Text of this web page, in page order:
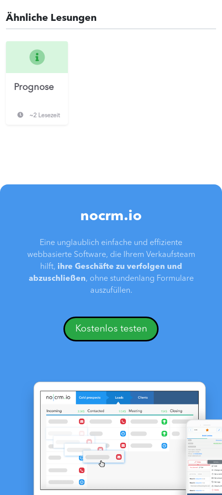
Ähnliche Lesungen
Prognose
~2 Lesezeit
nocrm.io
Eine unglaublich einfache und effiziente
webbasierte Software, die Ihrem Verkaufsteam
hilft, ihre Geschäfte zu verfolgen und
abzuschließen, ohne stundenlang Formulare
auszufüllen.
Kostenlos testen